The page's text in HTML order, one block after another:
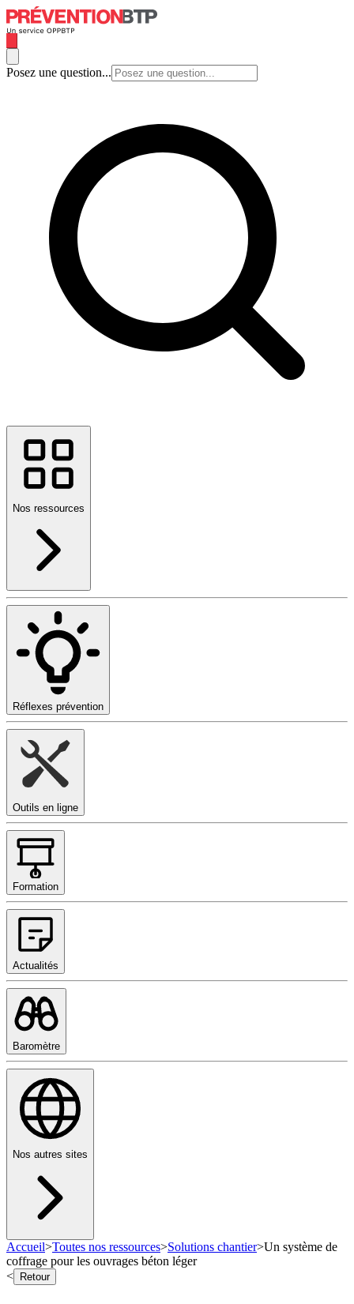
Posez une question...
Nos ressources
Réflexes prévention
Outils en ligne
Formation
Actualités
Baromètre
Nos autres sites
Accueil>Toutes nos ressources>Solutions chantier>Un système de
coffrage pour les ouvrages béton léger
<
Retour